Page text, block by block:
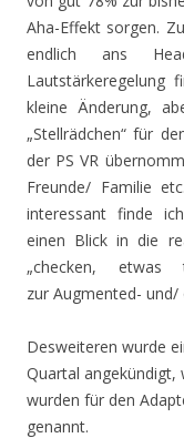
Aha-Effekt sorgen.
endlich ans
Lautstärkeregelung
kleine Änderung,
„Stellrädchen“ für
der PS VR
Freunde/ Familie
interessant finde
einen Blick in die
„checken, etwas
zur Augmented-
Desweiteren wurde
Quartal angekündigt,
wurden für den
genannt.